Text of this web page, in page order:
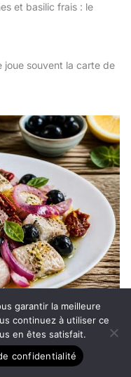
et basilic frais : le
joue souvent la carte de
: le summum
garantir la meilleure
continuez à utiliser ce
en êtes satisfait.
confidentialité